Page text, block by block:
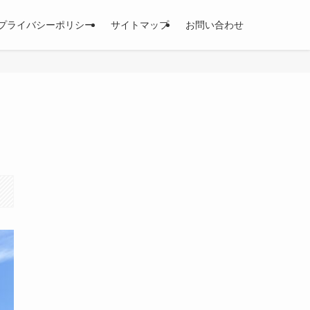
ライバシーポリシー サイトマップ お問い合わせ